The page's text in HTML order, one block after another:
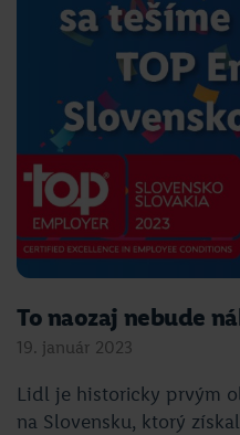
To naozaj nebude
19. január 2023
Lidl je historicky prvým
na Slovensku, ktorý